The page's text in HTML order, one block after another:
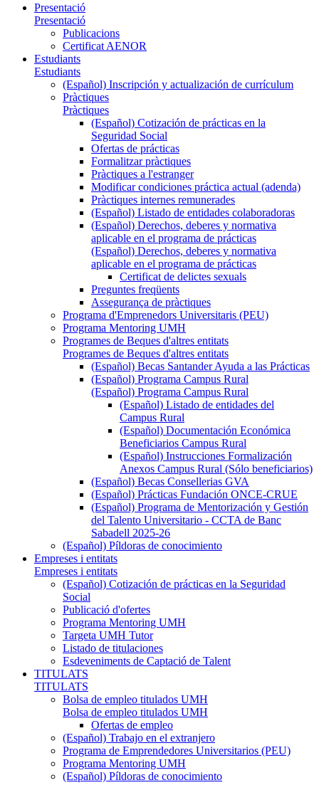
Presentació
Presentació
Publicacions
Certificat AENOR
Estudiants
Estudiants
(Español) Inscripción y actualización de currículum
Pràctiques
Pràctiques
(Español) Cotización de prácticas en la
Seguridad Social
Ofertas de prácticas
Formalitzar pràctiques
Pràctiques a l'estranger
Modificar condiciones práctica actual (adenda)
Pràctiques internes remunerades
(Español) Listado de entidades colaboradoras
(Español) Derechos, deberes y normativa
aplicable en el programa de prácticas
(Español) Derechos, deberes y normativa
aplicable en el programa de prácticas
Certificat de delictes sexuals
Preguntes freqüents
Assegurança de pràctiques
Programa d'Emprenedors Universitaris (PEU)
Programa Mentoring UMH
Programes de Beques d'altres entitats
Programes de Beques d'altres entitats
(Español) Becas Santander Ayuda a las Prácticas
(Español) Programa Campus Rural
(Español) Programa Campus Rural
(Español) Listado de entidades del
Campus Rural
(Español) Documentación Económica
Beneficiarios Campus Rural
(Español) Instrucciones Formalización
Anexos Campus Rural (Sólo beneficiarios)
(Español) Becas Consellerias GVA
(Español) Prácticas Fundación ONCE-CRUE
(Español) Programa de Mentorización y Gestión
del Talento Universitario - CCTA de Banc
Sabadell 2025-26
(Español) Píldoras de conocimiento
Empreses i entitats
Empreses i entitats
(Español) Cotización de prácticas en la Seguridad
Social
Publicació d'ofertes
Programa Mentoring UMH
Targeta UMH Tutor
Listado de titulaciones
Esdeveniments de Captació de Talent
TITULATS
TITULATS
Bolsa de empleo titulados UMH
Bolsa de empleo titulados UMH
Ofertas de empleo
(Español) Trabajo en el extranjero
Programa de Emprendedores Universitarios (PEU)
Programa Mentoring UMH
(Español) Píldoras de conocimiento